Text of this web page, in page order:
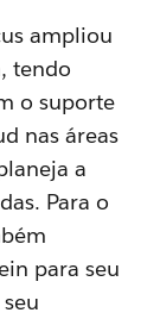
ampliou
tendo
o suporte
nas áreas
a
Para o
para seu